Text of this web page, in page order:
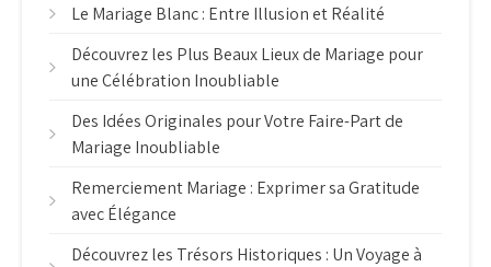
Le Mariage Blanc : Entre Illusion et Réalité
Découvrez les Plus Beaux Lieux de Mariage pour
une Célébration Inoubliable
Des Idées Originales pour Votre Faire-Part de
Mariage Inoubliable
Remerciement Mariage : Exprimer sa Gratitude
avec Élégance
Découvrez les Trésors Historiques : Un Voyage à